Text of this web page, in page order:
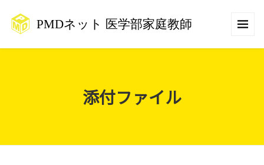
添付ファイル